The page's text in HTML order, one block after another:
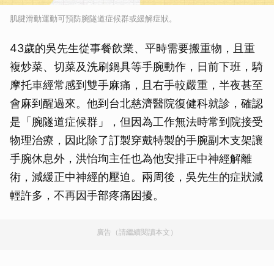
肌腱滑動運動可預防腕隧道症候群或緩解症狀。
43歲的吳先生從事餐飲業、平時需要搬重物，且重
複炒菜、切菜及洗刷鍋具等手腕動作，日前下班，騎
摩托車經常感到雙手麻痛，且右手較嚴重，半夜甚至
會麻到醒過來。他到台北慈濟醫院復健科就診，確認
是「腕隧道症候群」，但因為工作無法時常到院接受
物理治療，因此除了訂製穿戴特製的手腕副木支架讓
手腕休息外，洪怡珣主任也為他安排正中神經解離
術，減緩正中神經的壓迫。兩周後，吳先生的症狀減
輕許多，不再因手部疼痛困擾。
廣告（請繼續閱讀本文）